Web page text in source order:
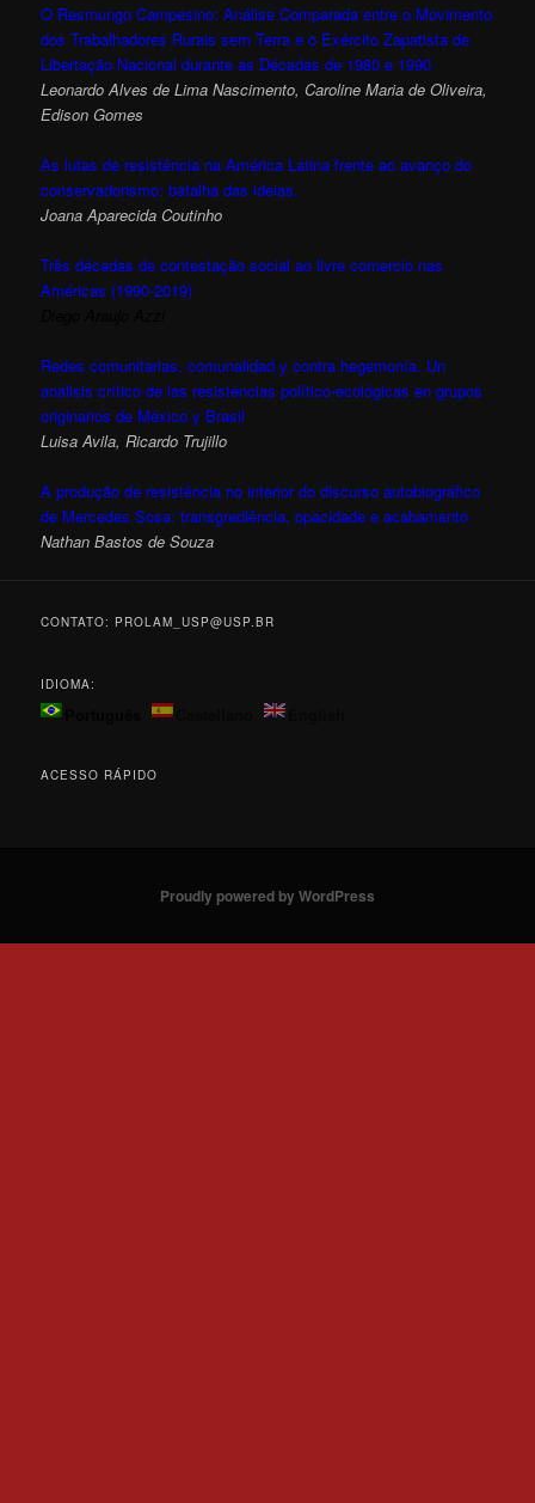
O Resmungo Campesino: Análise Comparada entre o Movimento
dos Trabalhadores Rurais sem Terra e o Exército Zapatista de
Libertação Nacional durante as Décadas de 1980 e 1990
Leonardo Alves de Lima Nascimento, Caroline Maria de Oliveira,
Edison Gomes
As lutas de resistência na América Latina frente ao avanço do
conservadorismo: batalha das ideias.
Joana Aparecida Coutinho
Três décadas de contestação social ao livre comercio nas
Américas (1990-2019)
Redes comunitarias, comunalidad y contra hegemonía. Un
análisis crítico de las resistencias político-ecológicas en grupos
originarios de México y Brasil
Luisa Avila, Ricardo Trujillo
A produção de resistência no interior do discurso autobiográfico
de Mercedes Sosa: transgrediência, opacidade e acabamento
Nathan Bastos de Souza
CONTATO: PROLAM_USP@USP.BR
IDIOMA:
ACESSO RÁPIDO
Proudly powered by WordPress